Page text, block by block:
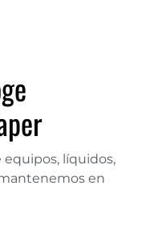
equipos, líquidos,
en